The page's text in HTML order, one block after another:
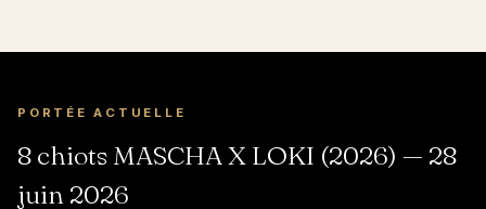
PORTÉE ACTUELLE
8 chiots MASCHA X LOKI (2026) — 28
juin 2026